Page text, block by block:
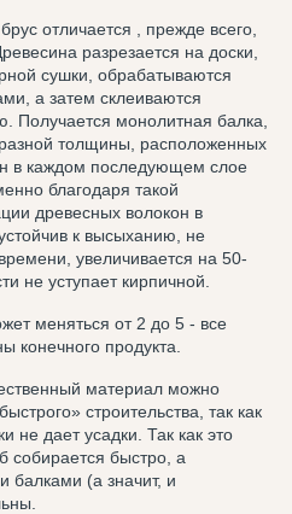
отличается , прежде всего,
разрезается на доски,
сушки, обрабатываются
а затем склеиваются
Получается монолитная балка,
толщины, расположенных
в каждом последующем слое
благодаря такой
древесных волокон в
к высыханию, не
увеличивается на 50-
не уступает кирпичной.
меняться от 2 до 5 - все
конечного продукта.
материал можно
строительства, так как
не дает усадки. Так как это
собирается быстро, а
балками (а значит, и